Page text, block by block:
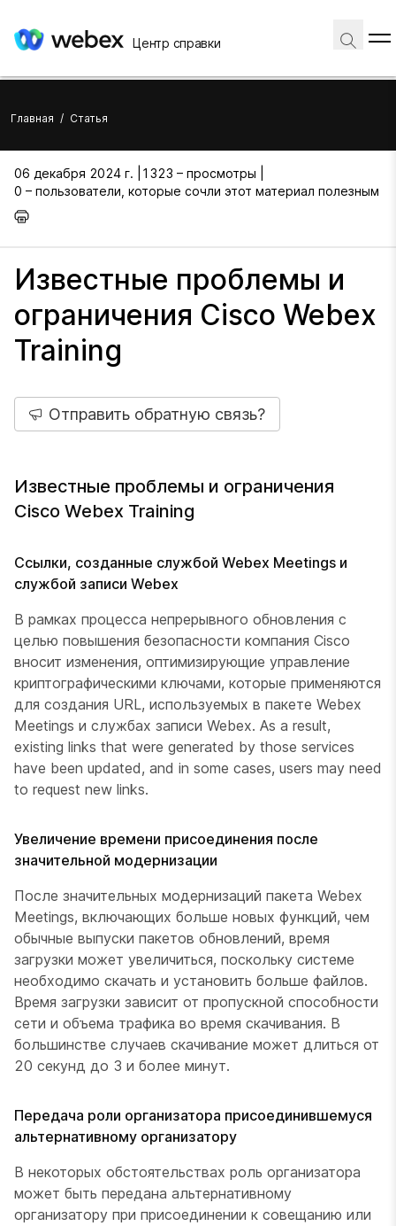
Центр справки
Главная / Статья
06 декабря 2024 г. |
1323 – просмотры |
0 – пользователи, которые сочли этот материал полезным
Известные проблемы и
ограничения Cisco Webex
Training
Отправить обратную связь?
Известные проблемы и ограничения
Cisco Webex Training
Ссылки, созданные службой Webex Meetings и
службой записи Webex
В рамках процесса непрерывного обновления с
целью повышения безопасности компания Cisco
вносит изменения, оптимизирующие управление
криптографическими ключами, которые применяются
для создания URL, используемых в пакете Webex
Meetings и службах записи Webex. As a result,
existing links that were generated by those services
have been updated, and in some cases, users may need
to request new links.
Увеличение времени присоединения после
значительной модернизации
После значительных модернизаций пакета Webex
Meetings, включающих больше новых функций, чем
обычные выпуски пакетов обновлений, время
загрузки может увеличиться, поскольку системе
необходимо скачать и установить больше файлов.
Время загрузки зависит от пропускной способности
сети и объема трафика во время скачивания. В
большинстве случаев скачивание может длиться от
20 секунд до 3 и более минут.
Передача роли организатора присоединившемуся
альтернативному организатору
В некоторых обстоятельствах роль организатора
может быть передана альтернативному
организатору при присоединении к совещанию или